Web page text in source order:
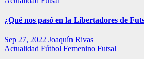
¿Qué nos pasó en la Libertadores de
Sep 27, 2022 Joaquín Rivas
Actualidad Fútbol Femenino Futsal